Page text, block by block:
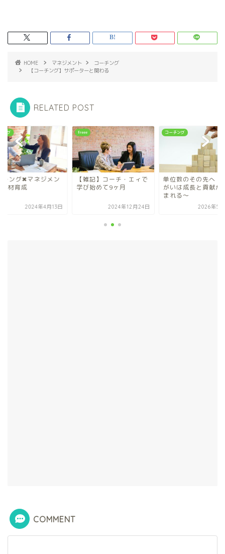
HOME マネジメント
コーチング
【コーチング】サポーターと関わる
RELATED POST
記】コーチ・エィで
めて9ヶ月
2024年12月24日
コーチング
単位数のその先へ ～働き
がいは成長と貢献から生
2026年5月23日
コーチング
コーチング✖︎マネジ
ト✖︎人材育成
2024年4
COMMENT